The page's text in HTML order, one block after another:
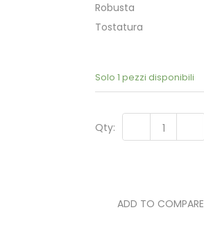
Robusta
Tostatura
Solo 1 pezzi disponibili
Qty:
ADD TO COMPARE